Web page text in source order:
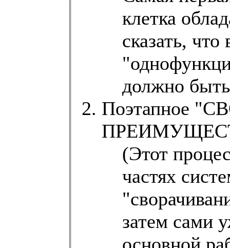
клетка
сказать,
должно
Поэтапное
(Этот
частях
затем сами